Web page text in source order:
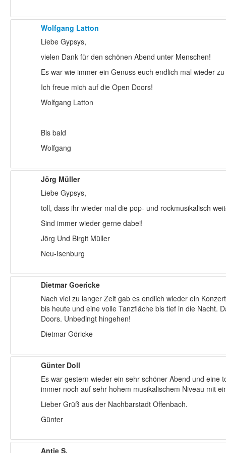
Wolfgang Latton
Liebe Gypsys,
vielen Dank für den schönen Abend unter Menschen!
Es war wie immer ein Genuss euch endlich mal wieder
Ich freue mich auf die Open Doors!
Wolfgang Latton
Bis bald
Wolfgang
Jörg Müller
Liebe Gypsys,
toll, dass ihr wieder mal die pop- und rockmusikalisch
Sind immer wieder gerne dabei!
Jörg Und Birgit Müller
Neu-Isenburg
Dietmar Goericke
Nach viel zu langer Zeit gab es endlich wieder ein
bis heute und eine volle Tanzfläche bis tief in die Nacht.
Doors. Unbedingt hingehen!
Dietmar Göricke
Günter Doll
Es war gestern wieder ein sehr schöner Abend und
immer noch auf sehr hohem musikalischem Niveau mit
Lieber Grüß aus der Nachbarstadt Offenbach.
Günter
Antje S.